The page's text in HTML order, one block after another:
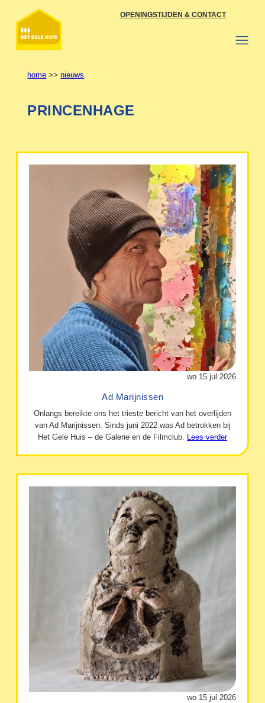
naar
inhoud
OPENINGSTIJDEN & CONTACT
home >>nieuws
PRINCENHAGE
wo 15 jul 2026
Ad Marijnissen
Onlangs bereikte ons het trieste bericht van het overlijden
van Ad Marijnissen. Sinds juni 2022 was Ad betrokken bij
Het Gele Huis – de Galerie en de Filmclub. Lees verder
wo 15 jul 2026